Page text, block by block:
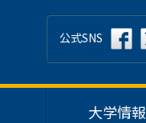
大学情報
公式SNS